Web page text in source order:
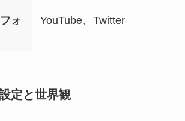
ォ
YouTube、Twitter
定と世界観